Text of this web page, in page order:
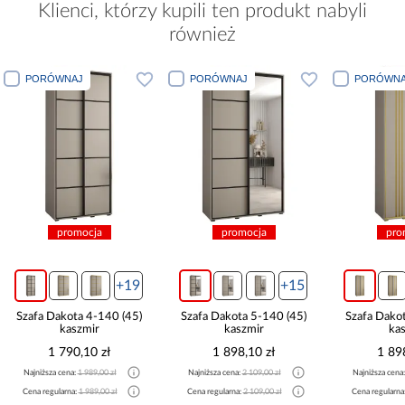
Klienci, którzy kupili ten produkt nabyli
również
PORÓWNAJ
promocja
Szafa Dakota 5-140 (45)
kaszmir
1 898,10 zł
Najniższa cena:2 109,00 zł
Cena regularna:2 109,00 zł
PORÓWNAJ
promocja
Szafa Dakota 6-140 (45)
kaszmir
1 898,10 zł
Najniższa cena:2 109,00 zł
Cena regularna:2 109,00 zł Cena